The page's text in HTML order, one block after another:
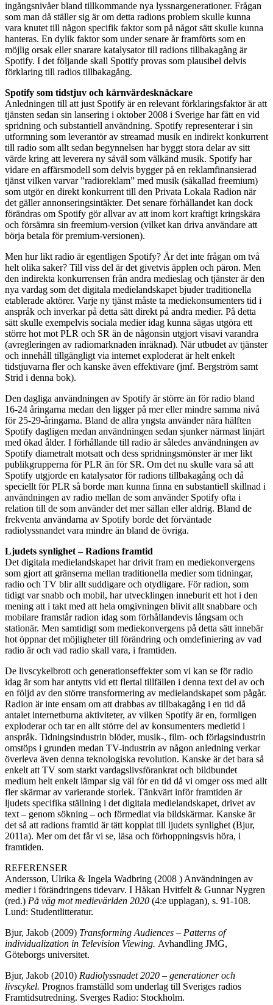
ingångsnivåer bland tillkommande nya lyssnargenerationer. Frågan
som man då ställer sig är om detta radions problem skulle kunna
vara knutet till någon specifik faktor som på något sätt skulle kunna
hanteras. En dylik faktor som under senare år framförts som en
möjlig orsak eller snarare katalysator till radions tillbakagång är
Spotify. I det följande skall Spotify provas som plausibel delvis
förklaring till radios tillbakagång.
Spotify som tidstjuv och kärnvärdesknäckare
Anledningen till att just Spotify är en relevant förklaringsfaktor är att
tjänsten sedan sin lansering i oktober 2008 i Sverige har fått en vid
spridning och substantiell användning. Spotify representerar i sin
utformning som leverantör av streamad musik en indirekt konkurrent
till radio som allt sedan begynnelsen har byggt stora delar av sitt
värde kring att leverera ny såväl som välkänd musik. Spotify har
vidare en affärsmodell som delvis bygger på en reklamfinansierad
tjänst vilken varvar ”radioreklam” med musik (såkallad freemium)
som utgör en direkt konkurrent till den Privata Lokala Radion när
det gäller annonseringsintäkter. Det senare förhållandet kan dock
förändras om Spotify gör allvar av att inom kort kraftigt kringskära
och försämra sin freemium-version (vilket kan driva användare att
börja betala för premium-versionen).
Men hur likt radio är egentligen Spotify? Är det inte frågan om två
helt olika saker? Till viss del är det givetvis äpplen och päron. Men
den indirekta konkurrensen från andra medieslag och tjänster är den
nya vardag som det digitala medielandskapet bjuder traditionella
etablerade aktörer. Varje ny tjänst måste ta mediekonsumenters tid i
anspråk och inverkar på detta sätt direkt på andra medier. På detta
sätt skulle exempelvis sociala medier idag kunna sägas utgöra ett
större hot mot PLR och SR än de någonsin utgjort visavi varandra
(avregleringen av radiomarknaden inräknad). När utbudet av tjänster
och innehåll tillgängligt via internet exploderat är helt enkelt
tidstjuvarna fler och kanske även effektivare (jmf. Bergström samt
Strid i denna bok).
Den dagliga användningen av Spotify är större än för radio bland
16-24 åringarna medan den ligger på mer eller mindre samma nivå
för 25-29-åringarna. Bland de allra yngsta använder nära hälften
Spotify dagligen medan användningen sedan sjunker närmast linjärt
med ökad ålder. I förhållande till radio är således användningen av
Spotify diametralt motsatt och dess spridningsmönster är mer likt
publikgrupperna för PLR än för SR. Om det nu skulle vara så att
Spotify utgjorde en katalysator för radions tillbakagång och då
speciellt för PLR så borde man kunna finna en substantiell skillnad i
användningen av radio mellan de som använder Spotify ofta i
relation till de som använder det mer sällan eller aldrig. Bland de
frekventa användarna av Spotify borde det förväntade
radiolyssnandet vara mindre än bland de övriga.
Ljudets synlighet – Radions framtid
Det digitala medielandskapet har drivit fram en mediekonvergens
som gjort att gränserna mellan traditionella medier som tidningar,
radio och TV blir allt suddigare och otydligare. För radion, som
tidigt var snabb och mobil, har utvecklingen inneburit ett hot i den
mening att i takt med att hela omgivningen blivit allt snabbare och
mobilare framstår radion idag som förhållandevis långsam och
stationär. Men samtidigt som mediekonvergens på detta sätt innebär
hot öppnar det möjligheter till förändring och omdefiniering av vad
radio är och vad radio skall vara, i framtiden.
De livscykelbrott och generationseffekter som vi kan se för radio
idag är som har antytts vid ett flertal tillfällen i denna text del av och
en följd av den större transformering av medielandskapet som pågår.
Radion är inte ensam om att drabbas av tillbakagång i en tid då
antalet internetburna aktiviteter, av vilken Spotify är en, formligen
exploderar och tar en allt större del av konsumenters medietid i
anspråk. Tidningsindustrin blöder, musik-, film- och förlagsindustrin
omstöps i grunden medan TV-industrin av någon anledning verkar
överleva även denna teknologiska revolution. Kanske är det bara så
enkelt att TV som starkt vardagslivsförankrat och bildbundet
medium helt enkelt lämpar sig väl för en tid då vi omger oss med allt
fler skärmar av varierande storlek. Tänkvärt inför framtiden är
ljudets specifika ställning i det digitala medielandskapet, drivet av
text – genom sökning – och förmedlat via bildskärmar. Kanske är
det så att radions framtid är tätt kopplat till ljudets synlighet (Bjur,
2011a). Mer om det får vi se, läsa och förhoppningsvis höra, i
framtiden.
REFERENSER
Andersson, Ulrika & Ingela Wadbring (2008 ) Användningen av
medier i förändringens tidevarv. I Håkan Hvitfelt & Gunnar Nygren
(red.) På väg mot medievärlden 2020 (4:e upplagan), s. 91-108.
Lund: Studentlitteratur.
Bjur, Jakob (2009) Transforming Audiences – Patterns of
individualization in Television Viewing. Avhandling JMG,
Göteborgs universitet.
Bjur, Jakob (2010) Radiolyssnadet 2020 – generationer och
livscykel. Prognos framställd som underlag till Sveriges radios
Framtidsutredning. Sverges Radio: Stockholm.